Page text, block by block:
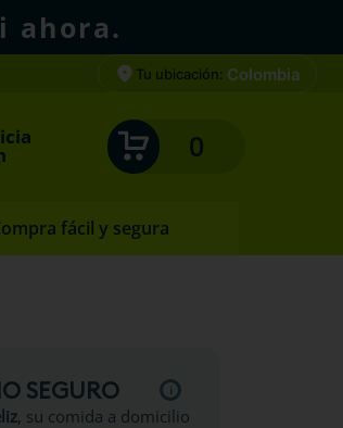
ahora.
Tu ubicación: Colombia
0
fácil y segura
SEGURO
, su comida a domicilio